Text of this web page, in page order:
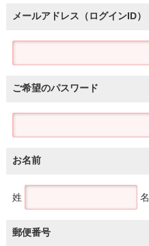
メールアドレス（ログインID）
ご希望のパスワード
お名前
姓 名
郵便番号